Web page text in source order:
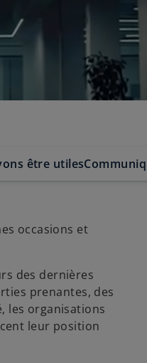
être utiles
occasions et
des dernières
prenantes, des
les organisations
leur position